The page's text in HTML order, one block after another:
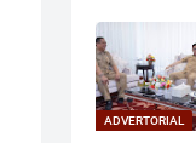
ADVERTORIAL